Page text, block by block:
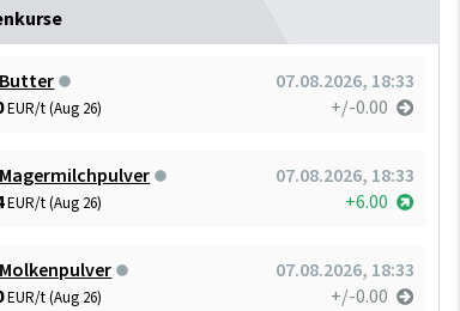
Butter
07.08.2026, 18:33
EUR/t (Aug 26) +/-0.00
Magermilchpulver
07.08.2026, 18:33
EUR/t (Aug 26) +6.00
Molkenpulver
07.08.2026, 18:33
EUR/t (Aug 26) +/-0.00